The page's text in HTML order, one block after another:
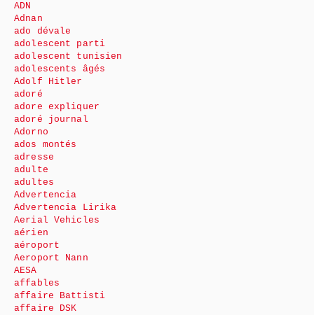
ADN
Adnan
ado dévale
adolescent parti
adolescent tunisien
adolescents âgés
Adolf Hitler
adoré
adore expliquer
adoré journal
Adorno
ados montés
adresse
adulte
adultes
Advertencia
Advertencia Lirika
Aerial Vehicles
aérien
aéroport
Aeroport Nann
AESA
affables
affaire Battisti
affaire DSK